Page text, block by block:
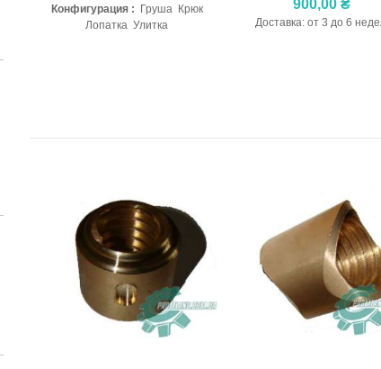
Конфигурация :
Груша Крюк
Лопатка Улитка
900,00 ₴
Доставка: от 3 до 6